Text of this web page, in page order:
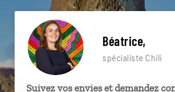
Béatrice,
spécialiste Chili
Suivez vos envies et demandez